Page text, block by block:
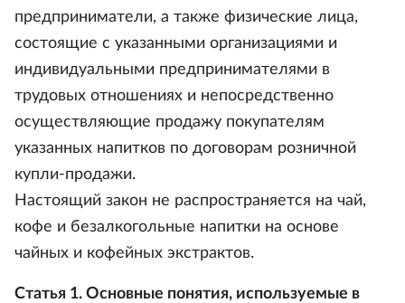
предприниматели, а также физические лица,
состоящие с указанными организациями и
индивидуальными предпринимателями в
трудовых отношениях и непосредственно
осуществляющие продажу покупателям
указанных напитков по договорам розничной
купли-продажи.
Настоящий закон не распространяется на чай,
кофе и безалкогольные напитки на основе
чайных и кофейных экстрактов.
Статья 1. Основные понятия, используемые в